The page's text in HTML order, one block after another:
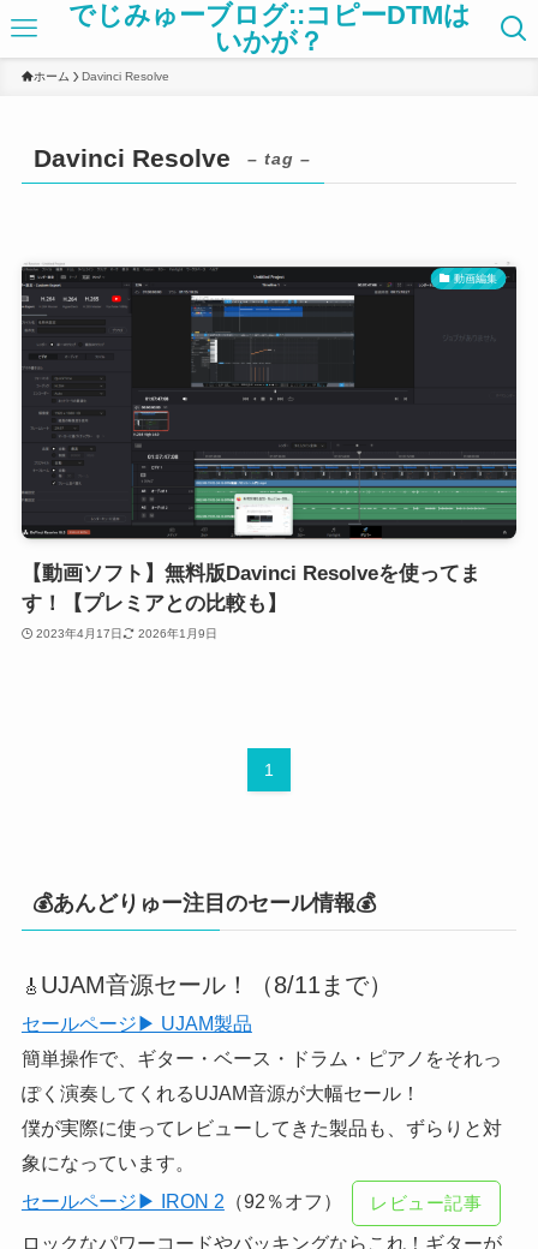
でじみゅーブログ::コピーDTMは
いかが？
ホーム Davinci Resolve
Davinci Resolve – tag –
動画編集
【動画ソフト】無料版Davinci Resolveを使ってま
す！【プレミアとの比較も】
2023年4月17日 2026年1月9日
1
💰あんどりゅー注目のセール情報💰
🎸 UJAM音源セール！（8/11まで）
セールページ▶ UJAM製品
簡単操作で、ギター・ベース・ドラム・ピアノをそれっ
ぽく演奏してくれるUJAM音源が大幅セール！
僕が実際に使ってレビューしてきた製品も、ずらりと対
象になっています。
セールページ▶ IRON 2 （92％オフ） レビュー記事
ロックなパワーコードやバッキングならこれ！ギターが